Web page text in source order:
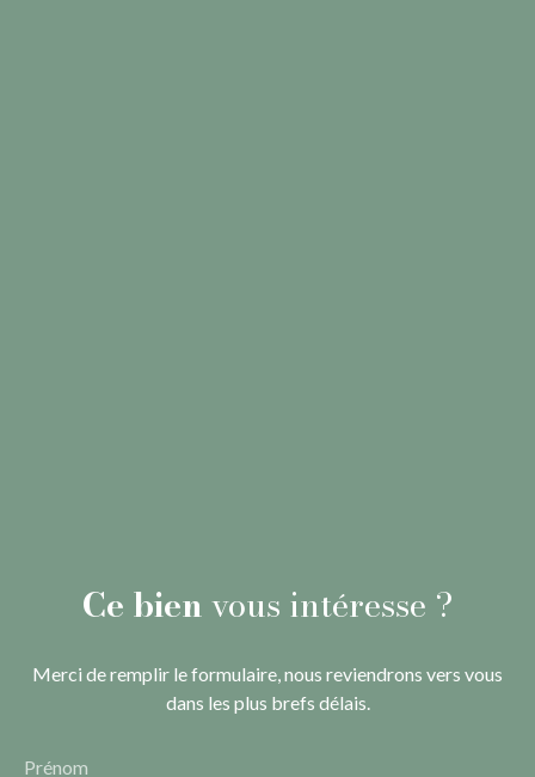
Ce bienvous intéresse ?
Merci de remplir le formulaire, nous reviendrons vers vous
dans les plus brefs délais.
Prénom